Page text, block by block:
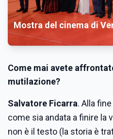
Mostra del cinema di
Come mai avete
mutilazione?
Salvatore Ficarra. Alla
come sia andata a finire la
non è il testo (la storia è